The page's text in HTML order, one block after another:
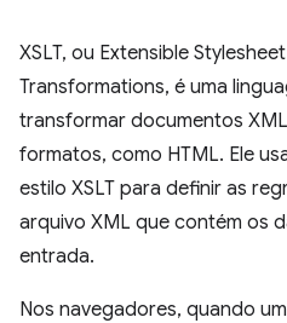
XSLT, ou Extensible
Transformations, é uma
transformar documentos
formatos, como HTML. Ele
estilo XSLT para definir as
arquivo XML que contém os
entrada.
Nos navegadores, quando